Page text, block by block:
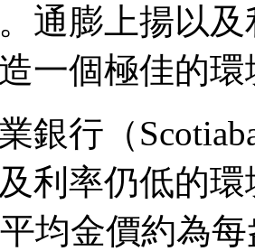
通膨上揚以
一個極佳的環
銀行（
利率仍低的
均金價約為